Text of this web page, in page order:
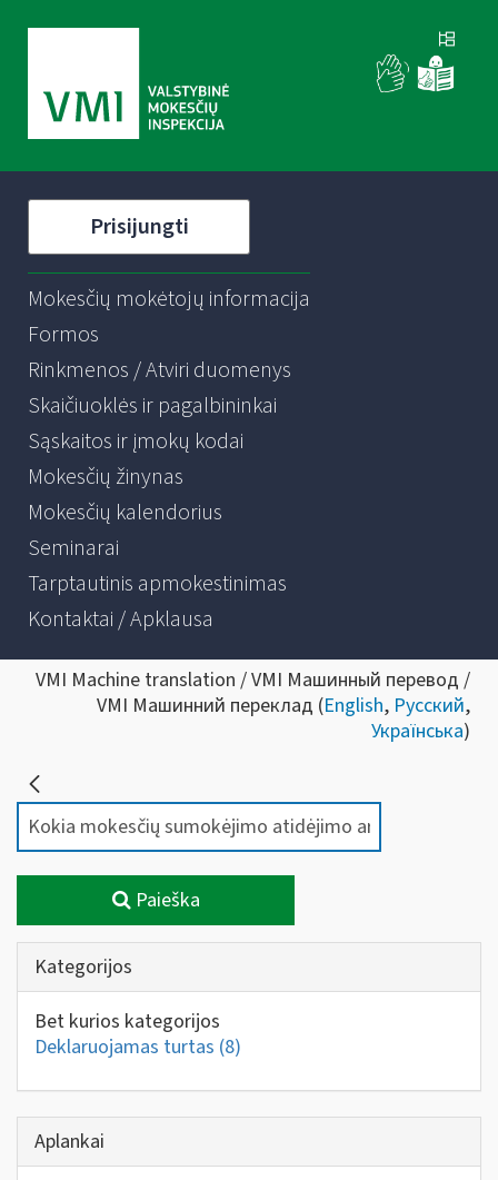
Prisijungti
Mokesčių mokėtojų informacija
Formos
Rinkmenos / Atviri duomenys
Skaičiuoklės ir pagalbininkai
Sąskaitos ir įmokų kodai
Mokesčių žinynas
Mokesčių kalendorius
Seminarai
Tarptautinis apmokestinimas
Kontaktai / Apklausa
VMI Machine translation / VMI Машинный перевод /
VMI Машинний переклад (English, Русский,
Українська)
Paieška
Kategorijos
Bet kurios kategorijos
Deklaruojamas turtas (8)
Aplankai